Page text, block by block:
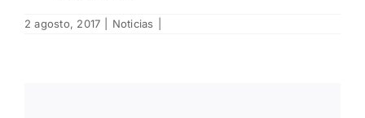
2 agosto, 2017 Noticias